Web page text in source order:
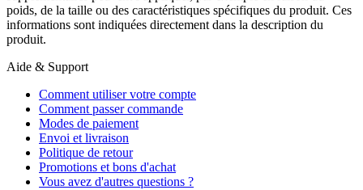
poids, de la taille ou des caractéristiques spécifiques du produit. Ces
informations sont indiquées directement dans la description du
produit.
Aide & Support
Comment utiliser votre compte
Comment passer commande
Modes de paiement
Envoi et livraison
Politique de retour
Promotions et bons d'achat
Vous avez d'autres questions ?